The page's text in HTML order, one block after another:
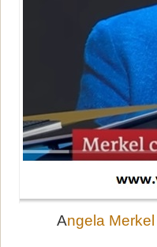
Angela